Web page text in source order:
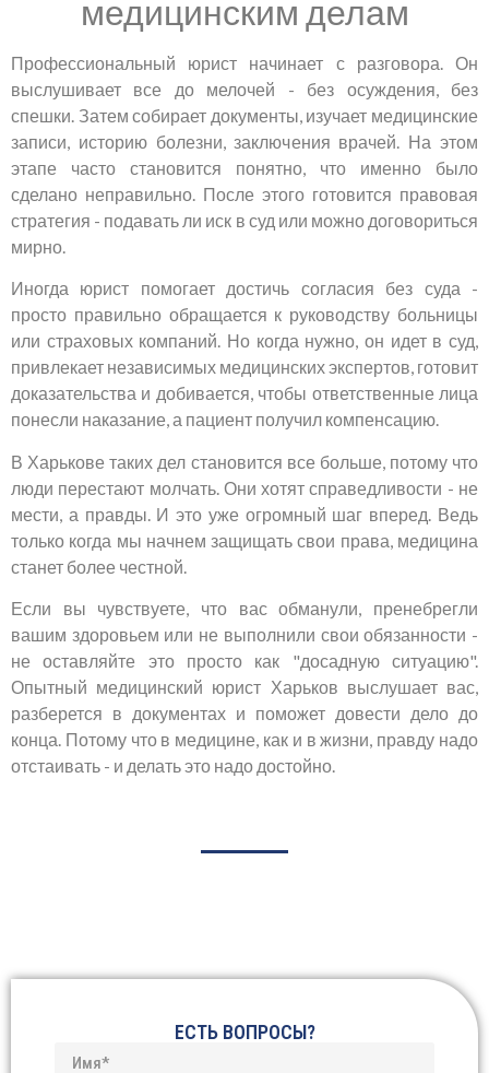
медицинским делам
Профессиональный юрист начинает с разговора. Он
выслушивает все до мелочей - без осуждения, без
спешки. Затем собирает документы, изучает медицинские
записи, историю болезни, заключения врачей. На этом
этапе часто становится понятно, что именно было
сделано неправильно. После этого готовится правовая
стратегия - подавать ли иск в суд или можно договориться
мирно.
Иногда юрист помогает достичь согласия без суда -
просто правильно обращается к руководству больницы
или страховых компаний. Но когда нужно, он идет в суд,
привлекает независимых медицинских экспертов, готовит
доказательства и добивается, чтобы ответственные лица
понесли наказание, а пациент получил компенсацию.
В Харькове таких дел становится все больше, потому что
люди перестают молчать. Они хотят справедливости - не
мести, а правды. И это уже огромный шаг вперед. Ведь
только когда мы начнем защищать свои права, медицина
станет более честной.
Если вы чувствуете, что вас обманули, пренебрегли
вашим здоровьем или не выполнили свои обязанности -
не оставляйте это просто как "досадную ситуацию".
Опытный медицинский юрист Харьков выслушает вас,
разберется в документах и поможет довести дело до
конца. Потому что в медицине, как и в жизни, правду надо
отстаивать - и делать это надо достойно.
ЕСТЬ ВОПРОСЫ?